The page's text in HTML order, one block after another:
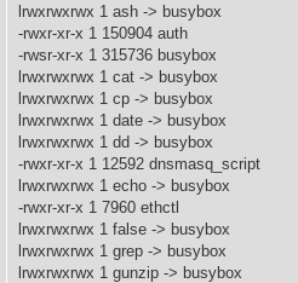
lrwxrwxrwx 1 ash -> busybox
-rwxr-xr-x 1 150904 auth
-rwsr-xr-x 1 315736 busybox
lrwxrwxrwx 1 cat -> busybox
lrwxrwxrwx 1 cp -> busybox
lrwxrwxrwx 1 date -> busybox
lrwxrwxrwx 1 dd -> busybox
-rwxr-xr-x 1 12592 dnsmasq_script
lrwxrwxrwx 1 echo -> busybox
-rwxr-xr-x 1 7960 ethctl
lrwxrwxrwx 1 false -> busybox
lrwxrwxrwx 1 grep -> busybox
lrwxrwxrwx 1 gunzip -> busybox